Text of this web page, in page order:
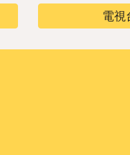
電視